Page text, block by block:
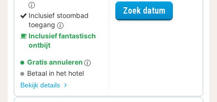
Inclusief stoombad
toegang
Inclusief fantastisch
ontbijt
Gratis annuleren
Betaal in het hotel
Bekijk details
Zoek datumvoor Relax